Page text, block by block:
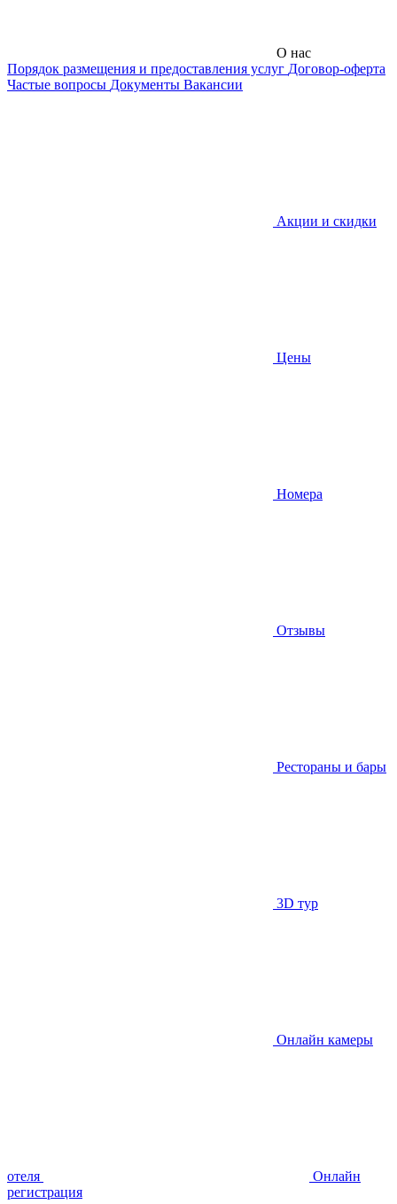
О нас
Порядок размещения и предоставления услуг Договор-оферта
Частые вопросы Документы Вакансии
Акции и скидки
Цены
Номера
Отзывы
Рестораны и бары
3D тур
Онлайн камеры
отеля
Онлайн
регистрация